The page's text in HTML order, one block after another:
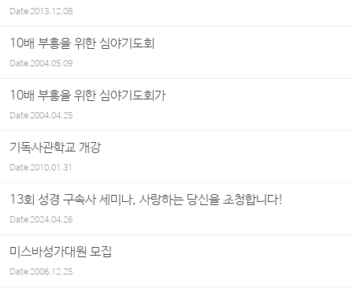
Date2013.12.08
10배 부흥을 위한 심야기도회
Date2004.05.09
10배 부흥을 위한 심야기도회가
Date2004.04.25
기독사관학교 개강
Date2010.01.31
13회 성경 구속사 세미나, 사랑하는 당신을 초청합니다!
Date2024.04.26
미스바성가대원 모집
Date2006.12.25